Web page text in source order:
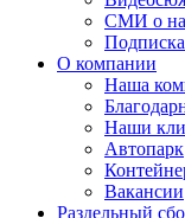
СМИ о
О компании
Наша
Наши
Автопарк
Вакансии
Раздельный